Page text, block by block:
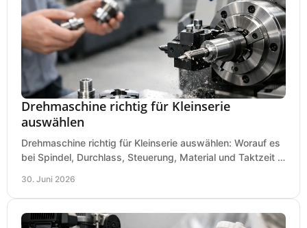
Drehmaschine richtig für Kleinserie
auswählen
Drehmaschine richtig für Kleinserie auswählen: Worauf es
bei Spindel, Durchlass, Steuerung, Material und Taktzeit in
30. Juni 2026